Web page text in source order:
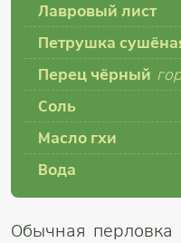
Лавровый лист
Петрушка
Перец чёрный
Соль
Масло гхи
Вода
Обычная перловка